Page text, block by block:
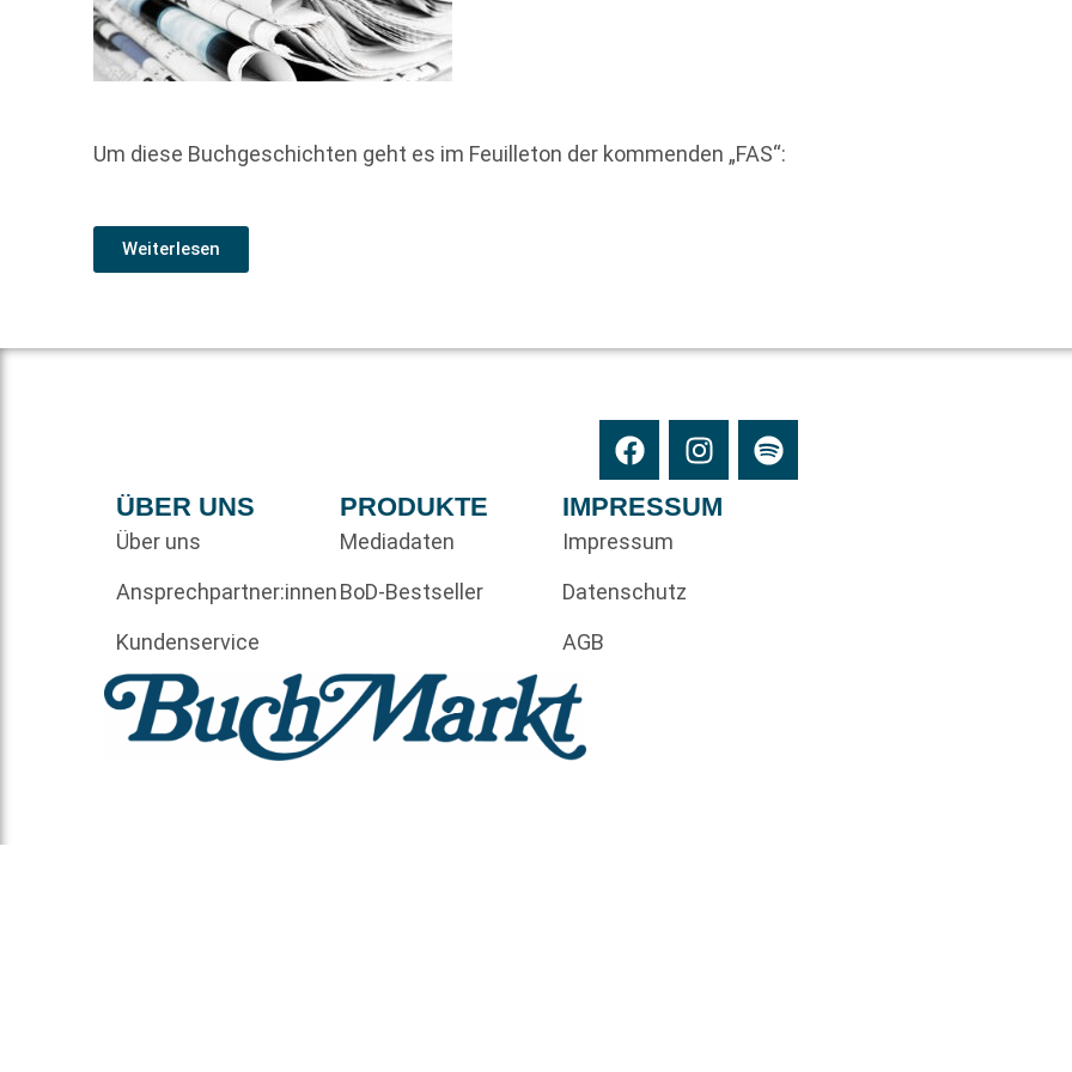
Um diese Buchgeschichten geht es im Feuilleton der kommenden „FAS“:
Weiterlesen
ÜBER UNS
Über uns
Ansprechpartner:innen
Kundenservice
PRODUKTE
Mediadaten
BoD-Bestseller
IMPRESSUM
Impressum
Datenschutz
AGB